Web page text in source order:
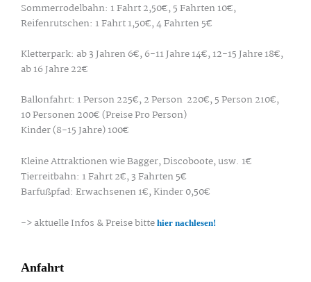
Sommerrodelbahn: 1 Fahrt 2,50€, 5 Fahrten 10€,
Reifenrutschen: 1 Fahrt 1,50€, 4 Fahrten 5€
Kletterpark: ab 3 Jahren 6€, 6-11 Jahre 14€, 12-15 Jahre 18€,
ab 16 Jahre 22€
Ballonfahrt: 1 Person 225€, 2 Person 220€, 5 Person 210€,
10 Personen 200€ (Preise Pro Person)
Kinder (8-15 Jahre) 100€
Kleine Attraktionen wie Bagger, Discoboote, usw. 1€
Tierreitbahn: 1 Fahrt 2€, 3 Fahrten 5€
Barfußpfad: Erwachsenen 1€, Kinder 0,50€
-> aktuelle Infos & Preise bitte hier nachlesen!
Anfahrt